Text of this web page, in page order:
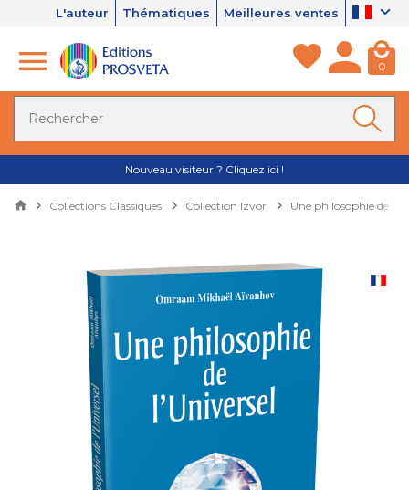
L'auteur Thématiques Meilleures ventes
0
Nouveau visiteur ? Cliquez ici !
Collections Classiques Collection Izvor Une philosophie de